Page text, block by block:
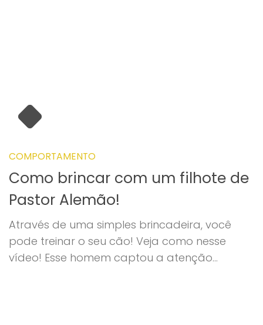
COMPORTAMENTO
Como brincar com um filhote de
Pastor Alemão!
Através de uma simples brincadeira, você
pode treinar o seu cão! Veja como nesse
vídeo! Esse homem captou a atenção...